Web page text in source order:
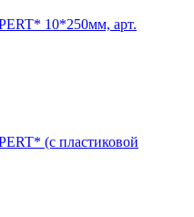
10*250мм, арт.
(с пластиковой